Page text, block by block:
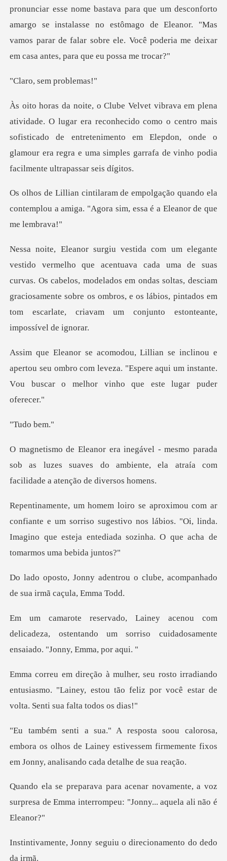
ue um desconforto
amargo se instalasse no estômago de Eleanor. "Mas
vamos parar de
sem pr
nhecido como o centro mais
sofisticado de entretenimento em Elepdon, onde o
glamour
ção quando ela
contemplou a amiga. "Agora
suas
curvas. Os cabelos, modelados em ondas soltas, desciam
graciosamente sobre os ombros, e
ertou seu ombro com leveza. "Espere aqui um instante.
V
do
rada
sob as luzes suaves do ambiente, ela atraí
um sorriso sugestivo nos lábios. "Oi, linda.
Imagino que este
rou o clube, acompanhado
de
m
delicadeza, ostentando um sorriso cuidad
ando
entusiasmo. "Lainey, estou tão feliz por voc
embora os olhos de Lainey estivessem firmemente fix
amente, a voz
surpresa de Emma interrom
y seguiu o direcionam